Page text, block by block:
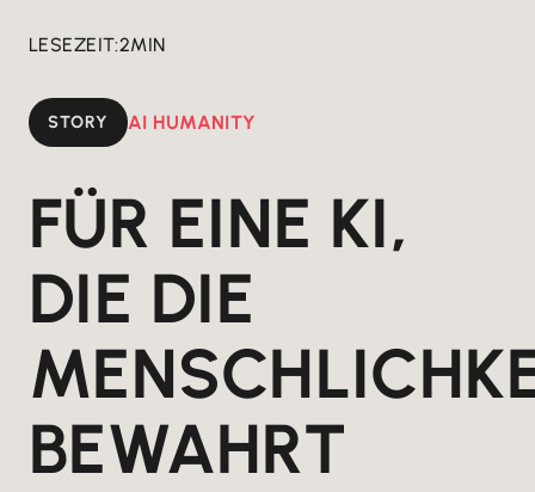
LESEZEIT:2MIN
STORY AI HUMANITY
FÜR EINE KI,
DIE DIE
BEWAHRT